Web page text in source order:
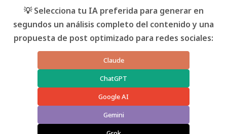
💡 Selecciona tu IA preferida para generar en
segundos un análisis completo del contenido y una
propuesta de post optimizado para redes sociales:
Claude
ChatGPT
Google AI
Gemini